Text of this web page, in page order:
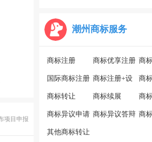
项目申报
潮州商标服务
商标注册 商标优享注册 商
国际商标注册 商标注册+设
计
商
商标转让 商标续展 商
商标异议申请 商标异议答辩 商
其他商标转让